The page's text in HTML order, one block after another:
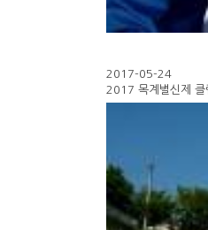
2017-05-24
2017 목계별신제 클